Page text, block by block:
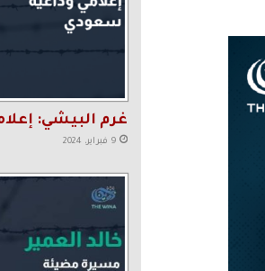
غرم البيشي:
9 فبراير، 2024